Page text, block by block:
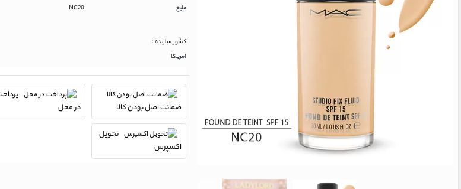
مایع
NC20
کشور سازنده :
امریکا
ضمانت اصل بودن کالا
در محل
تحویل
اکسپرس